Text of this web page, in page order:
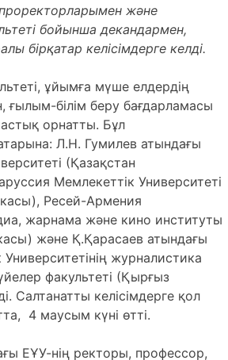
және
бойынша декандармен,
бірқатар келісімдерге келді.
ұйымға мүше елдердің
ғылым-білім беру бағдарламасы
орнатты. Бұл
Л.Н. Гумилев атындағы
(Қазақстан
Мемлекеттік Университеті
Ресей-Армения
жарнама және кино институты
және Қ.Қарасаев атындағы
журналистика
факультеті (Қырғыз
Салтанатты келісімдерге қол
4 маусым күні өтті.
ЕҰУ-нің ректоры, профессор,